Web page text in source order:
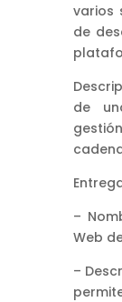
varios
de
de
–
Web
–